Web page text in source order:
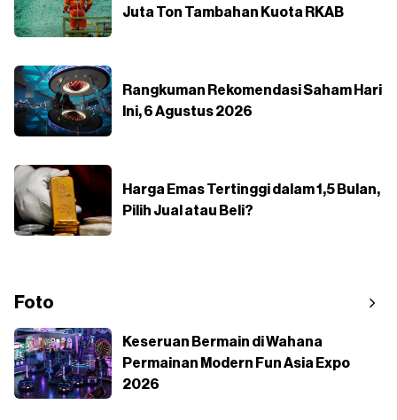
Juta Ton Tambahan Kuota RKAB
Rangkuman Rekomendasi Saham Hari
Ini, 6 Agustus 2026
Harga Emas Tertinggi dalam 1,5 Bulan,
Pilih Jual atau Beli?
Foto
Keseruan Bermain di Wahana
Permainan Modern Fun Asia Expo
2026